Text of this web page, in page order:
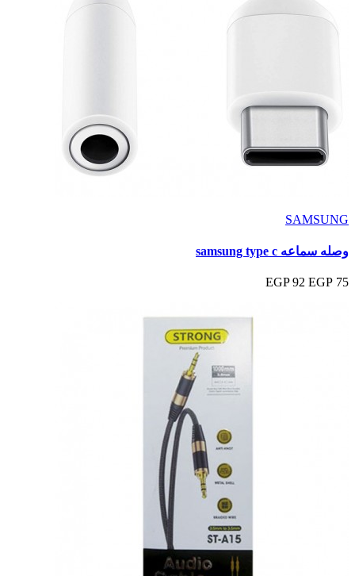
SAMSUNG
وصله سماعه samsung type c
75 EGP
92 EGP